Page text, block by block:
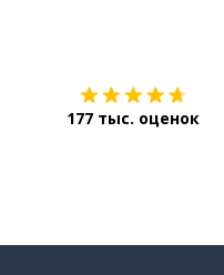
177 тыс. оценок